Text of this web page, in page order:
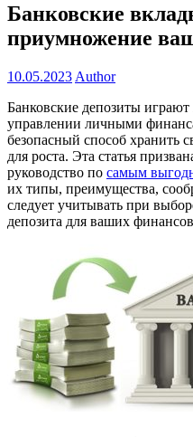
Банковские
приумножение
10.05.2023 Author
Банковские депозиты
управлении личными
безопасный способ хранить
для роста. Эта статья
руководство по самым
их типы, преимущества,
следует учитывать при
депозита для ваших